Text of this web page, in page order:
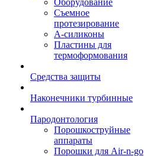
Оборудование
Съемное
протезирование
А-силиконы
Пластины для
термоформования
Средства защиты
Наконечники турбинные
Пародонтология
Порошкоструйные
аппараты
Порошки для Air-n-go